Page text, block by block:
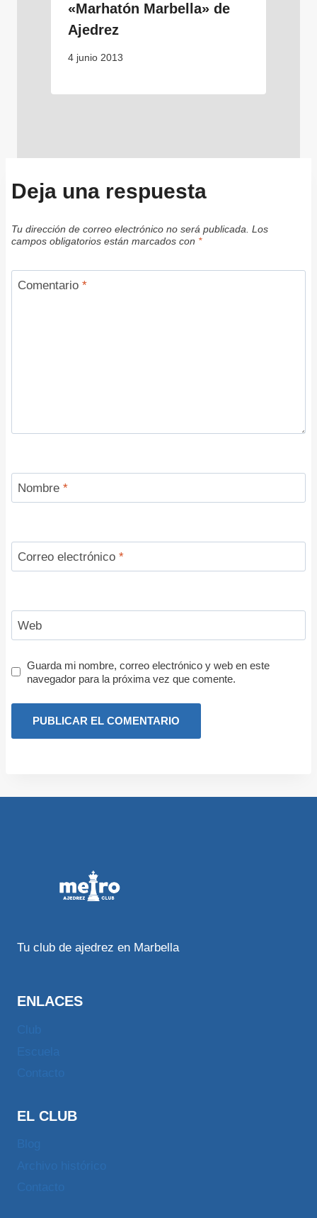
«Marhatón Marbella» de
Ajedrez
4 junio 2013
Deja una respuesta
Tu dirección de correo electrónico no será publicada. Los
campos obligatorios están marcados con *
Comentario *
Nombre *
Correo electrónico *
Web
Guarda mi nombre, correo electrónico y web en este
navegador para la próxima vez que comente.
Tu club de ajedrez en Marbella
ENLACES
EL CLUB